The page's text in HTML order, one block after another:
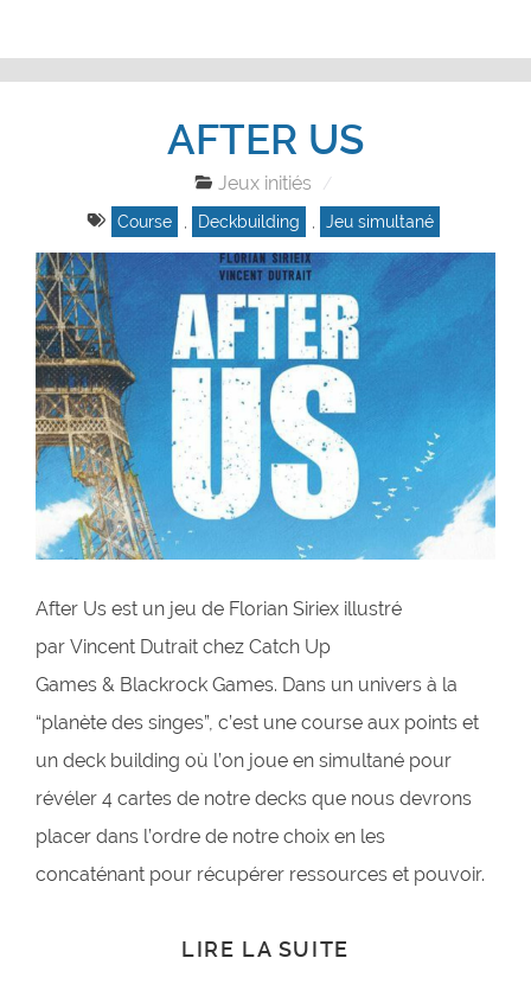
AFTER US
Jeux initiés
Course Deckbuilding Jeu simultané
After Us est un jeu de Florian Siriex illustré
par Vincent Dutrait chez Catch Up
Games & Blackrock Games. Dans un univers à la
“planète des singes”, c’est une course aux points et
un deck building où l’on joue en simultané pour
révéler 4 cartes de notre decks que nous devrons
placer dans l’ordre de notre choix en les
concaténant pour récupérer ressources et pouvoir.
LIRE LA SUITE